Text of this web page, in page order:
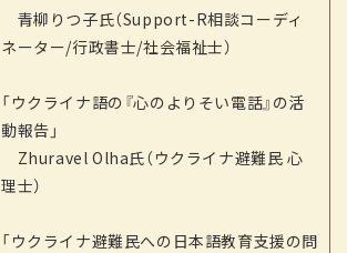
青柳りつ子氏（Support-R相談コーディ
ネーター/行政書士/社会福祉士）
「ウクライナ語の『心のよりそい電話』の活
動報告」
Zhuravel Olha氏（ウクライナ避難民 心
理士）
「ウクライナ避難民への日本語教育支援の問